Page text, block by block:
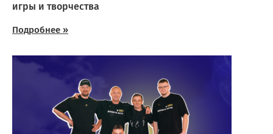
игры и творчества
Подробнее »